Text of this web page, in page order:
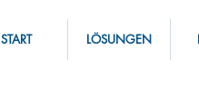
START LÖSUNGEN